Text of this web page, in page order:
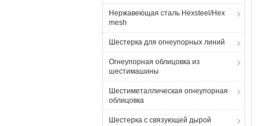
Нержавеющая сталь Hexsteel/Hex
mesh
Шестерка для огнеупорных линий
Огнеупорная облицовка из
шестимашины
Шестиметаллическая огнеупорная
облицовка
Шестерка с связующей дырой